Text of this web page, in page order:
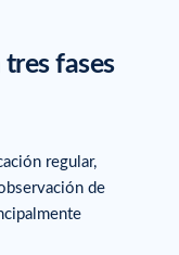
fases
regular,
de